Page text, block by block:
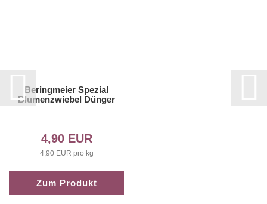
Beringmeier Spezial
Blumenzwiebel Dünger
4,90 EUR
4,90 EUR pro kg
Zum Produkt